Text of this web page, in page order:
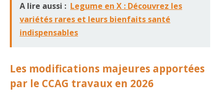
A lire aussi : Legume en X : Découvrez les
variétés rares et leurs bienfaits santé
indispensables
Les modifications majeures apportées
par le CCAG travaux en 2026